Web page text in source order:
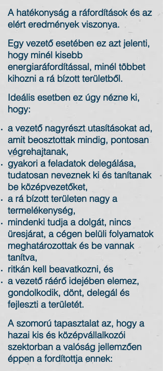
A hatékonyság a ráfordítások és az
elért eredmények viszonya.
Egy vezető esetében ez azt jelenti,
hogy minél kisebb
energiaráfordítással, minél többet
kihozni a rá bízott területből.
Ideális esetben ez úgy nézne ki,
hogy:
a vezető nagyrészt utasításokat ad,
amit beosztottak mindig, pontosan
végrehajtanak,
gyakori a feladatok delegálása,
tudatosan neveznek ki és tanítanak
be középvezetőket,
a rá bízott területen nagy a
termelékenység,
mindenki tudja a dolgát, nincs
üresjárat, a cégen belüli folyamatok
meghatározottak és be vannak
tanítva,
ritkán kell beavatkozni, és
a vezető ráérő idejében elemez,
gondolkodik, dönt, delegál és
fejleszti a területét.
A szomorú tapasztalat az, hogy a
hazai kis és középvállalkozói
szektorban a valóság jellemzően
éppen a fordítottja ennek: